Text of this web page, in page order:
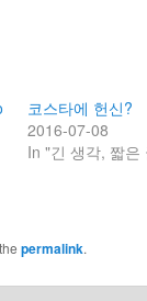
코스타에 헌신?
2016-07-08
In "긴 생각, 짧은
permalink.